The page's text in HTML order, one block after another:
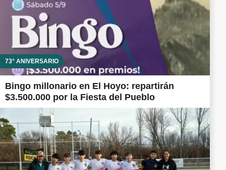
73° ANIVERSARIO
Bingo millonario en El Hoyo: repartirán
$3.500.000 por la Fiesta del Pueblo